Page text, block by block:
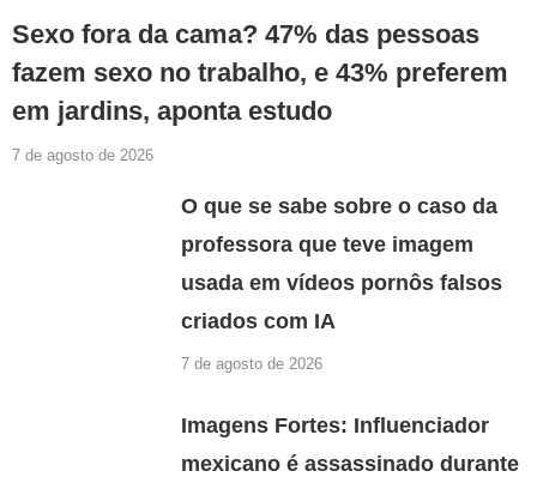
Sexo fora da cama? 47% das pessoas
fazem sexo no trabalho, e 43% preferem
em jardins, aponta estudo
7 de agosto de 2026
O que se sabe sobre o caso da
professora que teve imagem
usada em vídeos pornôs falsos
criados com IA
7 de agosto de 2026
Imagens Fortes: Influenciador
mexicano é assassinado durante